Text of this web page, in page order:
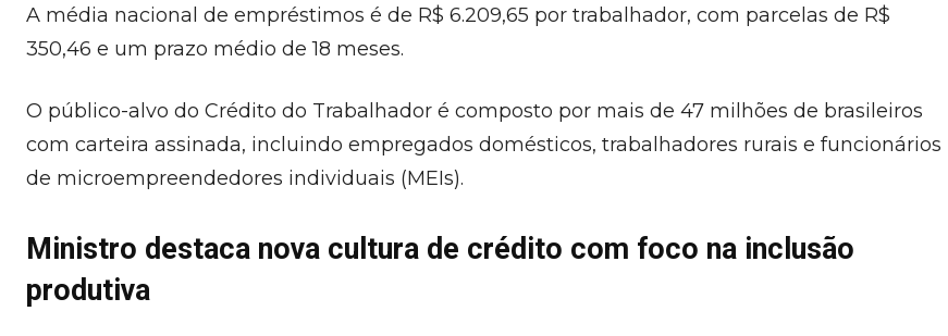
A média nacional de empréstimos é de R$ 6.209,65 por trabalhador, com parcelas de R$
350,46 e um prazo médio de 18 meses.
O público-alvo do Crédito do Trabalhador é composto por mais de 47 milhões de brasileiros
com carteira assinada, incluindo empregados domésticos, trabalhadores rurais e funcionários
de microempreendedores individuais (MEIs).
Ministro destaca nova cultura de crédito com foco na inclusão
produtiva